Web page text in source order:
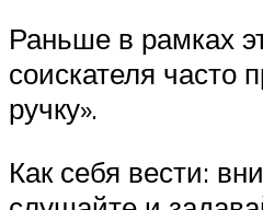
Раньше в рамках
соискателя часто
ручку».
Как себя вести: